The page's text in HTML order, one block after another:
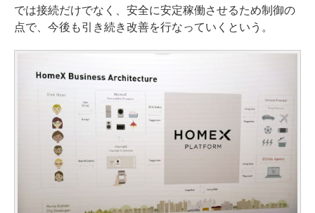
では接続だけでなく、安全に安定稼働させるため制御の
点で、今後も引き続き改善を行なっていくという。